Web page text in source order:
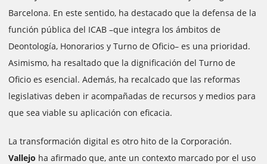
Barcelona. En este sentido, ha destacado que la defensa de la
función pública del ICAB –que integra los ámbitos de
Deontología, Honorarios y Turno de Oficio– es una prioridad.
Asimismo, ha resaltado que la dignificación del Turno de
Oficio es esencial. Además, ha recalcado que las reformas
legislativas deben ir acompañadas de recursos y medios para
que sea viable su aplicación con eficacia.
La transformación digital es otro hito de la Corporación.
Vallejo ha afirmado que, ante un contexto marcado por el uso